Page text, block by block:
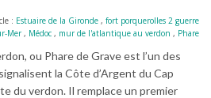
: Estuaire de la Gironde , fort porquerolles 2 guerre
Mer, Médoc , mur de l'atlantique au verdon , Phare
ou Phare de Grave est l’un des
la Côte d’Argent du Cap
du verdon. Il remplace un premier